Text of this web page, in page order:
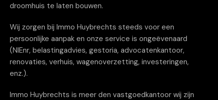
droomhuis te laten bouwen.
Wij zorgen bij Immo Huybrechts steeds voor een
persoonlijke aanpak en onze service is ongeëvenaard
(NIEnr, belastingadvies, gestoria, advocatenkantoor,
renovaties, verhuis, wagenoverzetting, investeringen,
enz.).
Immo Huybrechts is meer den vastgoedkantoor wij zijn